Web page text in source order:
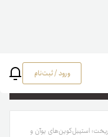
ورود / ثبت‌نام
ریخت؛ استیبل‌کوین‌های یوآن و